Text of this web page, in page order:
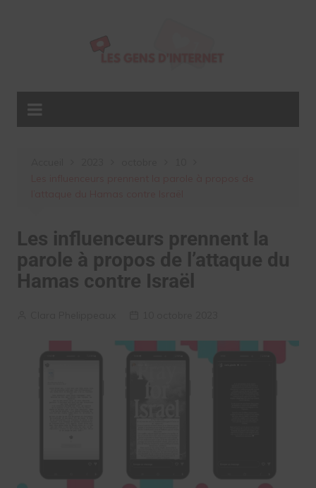
Les influenceurs prennent la
parole à propos de l’attaque du
Hamas contre Israël